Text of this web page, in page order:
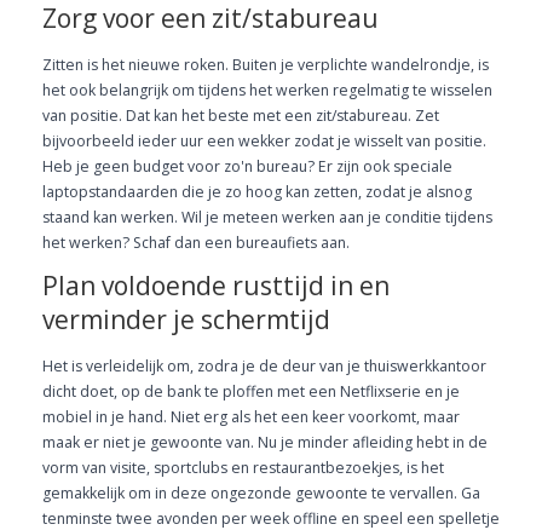
Zorg voor een zit/stabureau
Zitten is het nieuwe roken. Buiten je verplichte wandelrondje, is
het ook belangrijk om tijdens het werken regelmatig te wisselen
van positie. Dat kan het beste met een zit/stabureau. Zet
bijvoorbeeld ieder uur een wekker zodat je wisselt van positie.
Heb je geen budget voor zo'n bureau? Er zijn ook speciale
laptopstandaarden die je zo hoog kan zetten, zodat je alsnog
staand kan werken. Wil je meteen werken aan je conditie tijdens
het werken? Schaf dan een bureaufiets aan.
Plan voldoende rusttijd in en
verminder je schermtijd
Het is verleidelijk om, zodra je de deur van je thuiswerkkantoor
dicht doet, op de bank te ploffen met een Netflixserie en je
mobiel in je hand. Niet erg als het een keer voorkomt, maar
maak er niet je gewoonte van. Nu je minder afleiding hebt in de
vorm van visite, sportclubs en restaurantbezoekjes, is het
gemakkelijk om in deze ongezonde gewoonte te vervallen. Ga
tenminste twee avonden per week offline en speel een spelletje